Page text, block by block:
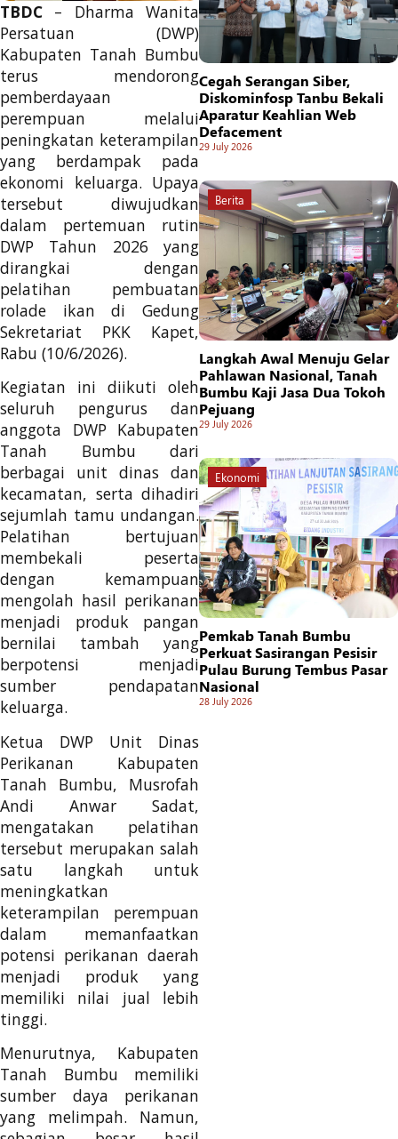
TBDC – Dharma Wanita
Persatuan (DWP)
Kabupaten Tanah Bumbu
terus mendorong
pemberdayaan
perempuan melalui
peningkatan keterampilan
yang berdampak pada
ekonomi keluarga. Upaya
tersebut diwujudkan
dalam pertemuan rutin
DWP Tahun 2026 yang
dirangkai dengan
pelatihan pembuatan
rolade ikan di Gedung
Sekretariat PKK Kapet,
Rabu (10/6/2026).
Kegiatan ini diikuti oleh
seluruh pengurus dan
anggota DWP Kabupaten
Tanah Bumbu dari
berbagai unit dinas dan
kecamatan, serta dihadiri
sejumlah tamu undangan.
Pelatihan bertujuan
membekali peserta
dengan kemampuan
mengolah hasil perikanan
menjadi produk pangan
bernilai tambah yang
berpotensi menjadi
sumber pendapatan
keluarga.
Ketua DWP Unit Dinas
Perikanan Kabupaten
Tanah Bumbu, Musrofah
Andi Anwar Sadat,
mengatakan pelatihan
tersebut merupakan salah
satu langkah untuk
meningkatkan
keterampilan perempuan
dalam memanfaatkan
potensi perikanan daerah
menjadi produk yang
memiliki nilai jual lebih
tinggi.
Menurutnya, Kabupaten
Tanah Bumbu memiliki
sumber daya perikanan
yang melimpah. Namun,
Cegah Serangan Siber,
Diskominfosp Tanbu Bekali
Aparatur Keahlian Web
Defacement
29 July 2026
Berita
Langkah Awal Menuju Gelar
Pahlawan Nasional, Tanah
Bumbu Kaji Jasa Dua Tokoh
Pejuang
29 July 2026
Ekonomi
Pemkab Tanah Bumbu
Perkuat Sasirangan Pesisir
Pulau Burung Tembus Pasar
Nasional
28 July 2026